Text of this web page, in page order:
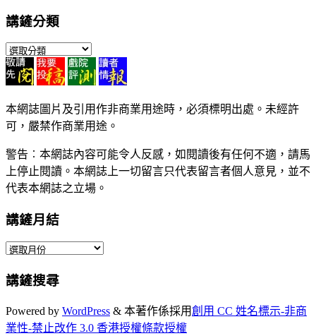
講鏟分類
講
鏟
分
類
本網誌圖片及引用作非商業用途時，必須標明出處。未經許
可，嚴禁作商業用途。
警告︰本網誌內容可能令人反感，如閱讀後有任何不適，請馬
上停止閱讀。本網誌上一切留言只代表留言者個人意見，並不
代表本網誌之立場。
講鏟月結
講
月
講鏟搜尋
Powered by WordPress & 本著作係採用創用 CC 姓名標示-非商
業性-禁止改作 3.0 香港授權條款授權